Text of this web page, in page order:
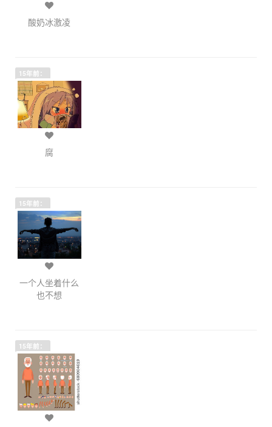
酸奶冰激凌
15年前：
腐
15年前：
一个人坐着什么
也不想
15年前：